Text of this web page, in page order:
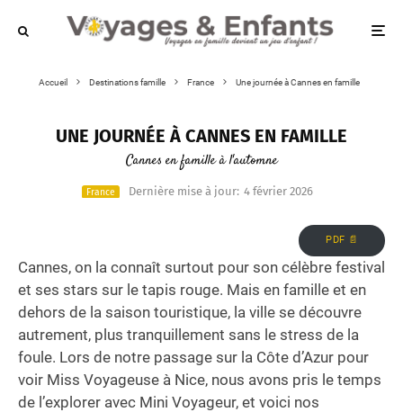
Accueil Destinations famille France Une journée à Cannes en famille
UNE JOURNÉE À CANNES EN FAMILLE
Cannes en famille à l'automne
France Dernière mise à jour: 4 février 2026
PDF 📄
Cannes, on la connaît surtout pour son célèbre festival
et ses stars sur le tapis rouge. Mais en famille et en
dehors de la saison touristique, la ville se découvre
autrement, plus tranquillement sans le stress de la
foule. Lors de notre passage sur la Côte d’Azur pour
voir Miss Voyageuse à Nice, nous avons pris le temps
de l’explorer avec Mini Voyageur, et voici nos